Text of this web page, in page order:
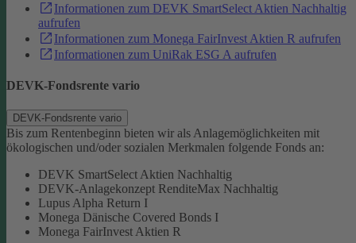
Informationen zum DEVK SmartSelect Aktien Nachhaltig
aufrufen
Informationen zum Monega FairInvest Aktien R aufrufen
Informationen zum UniRak ESG A aufrufen
DEVK-Fondsrente vario
DEVK-Fondsrente vario
Bis zum Rentenbeginn bieten wir als Anlagemöglichkeiten mit
ökologischen und/oder sozialen Merkmalen folgende Fonds an:
DEVK SmartSelect Aktien Nachhaltig
DEVK-Anlagekonzept RenditeMax Nachhaltig
Lupus Alpha Return I
Monega Dänische Covered Bonds I
Monega FairInvest Aktien R